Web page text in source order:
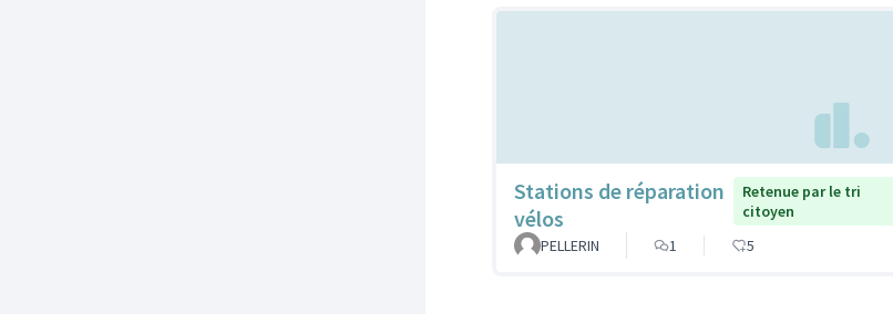
Stations de réparation
vélos
Retenue par le tri
citoyen
PELLERIN
1 5